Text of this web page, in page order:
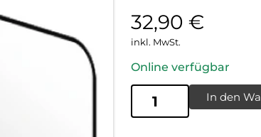
32,90 €
inkl. MwSt.
Online verfügbar
In den